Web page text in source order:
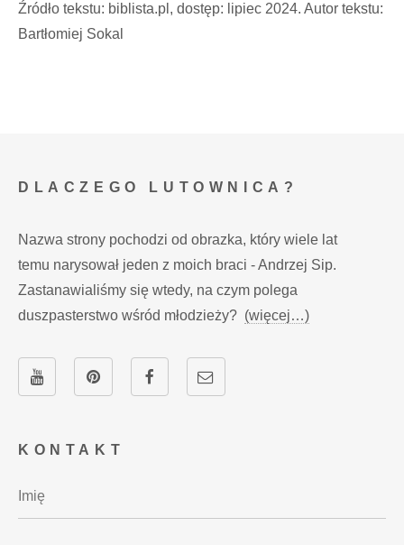
Źródło tekstu: biblista.pl, dostęp: lipiec 2024. Autor tekstu:
Bartłomiej Sokal
KONTAKT
DLACZEGO LUTOWNICA?
Nazwa strony pochodzi od obrazka, który wiele lat
temu narysował jeden z moich braci - Andrzej Sip.
Zastanawialiśmy się wtedy, na czym polega
duszpasterstwo wśród młodzieży? (więcej…)